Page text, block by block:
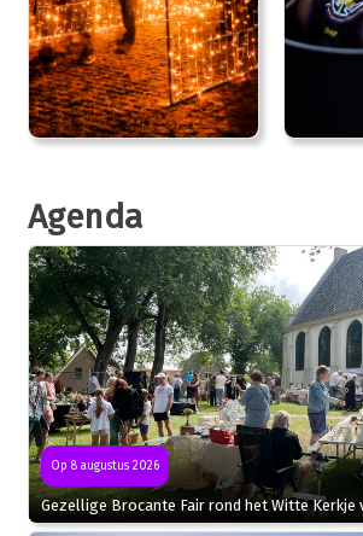
Agenda
Op 8 augustus 2026
Gezellige Brocante Fair rond het Witte Kerkje